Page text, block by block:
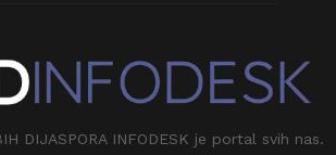
DIJASPORA INFODESK je portal svih nas.